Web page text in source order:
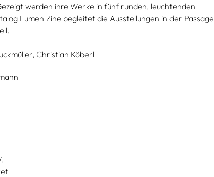
werden ihre Werke in fünf runden, leuchtenden
Lumen Zine begleitet die Ausstellungen in der Passage
Christian Köberl